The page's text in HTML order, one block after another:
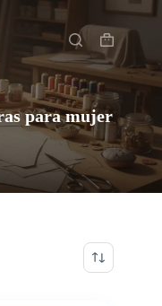
Carro
de
compra
para mujer